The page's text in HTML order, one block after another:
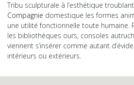
Tribu sculpturale à l’esthétique
Compagnie domestique les formes
une utilité fonctionnelle toute humaine.
les bibliothèques ours, consoles
viennent s’insérer comme autant
intérieurs ou extérieurs.